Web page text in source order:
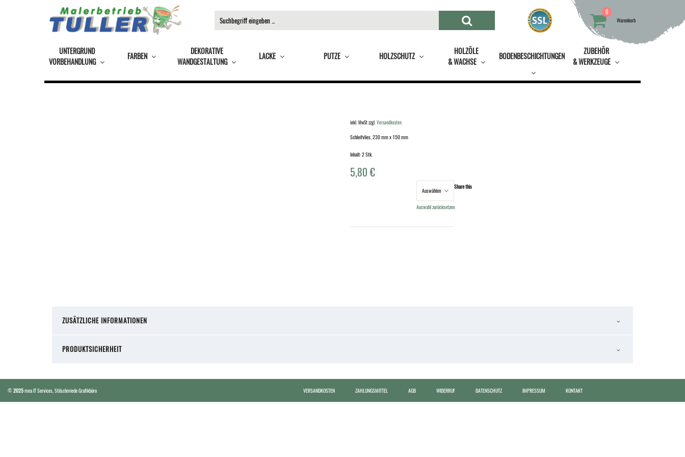
0
Warenkorb
UNTERGRUND
VORBEHANDLUNG
FARBEN
DEKORATIVE
WANDGESTALTUNG
LACKE PUTZE HOLZSCHUTZ
HOLZÖLE
& WACHSE
BODENBESCHICHTUNGEN
ZUBEHÖR
& WERKZEUGE
inkl. MwStzzgl.Versandkosten
Schleifvlies, 230 mm x 150 mm
Inhalt: 2 Stk.
5,80€
Auswahl zurücksetzen
Share this
ZUSÄTZLICHE INFORMATIONEN
PRODUKTSICHERHEIT
©2025mea IT Services,Stilschmiede Grafikbüro VERSANDKOSTEN ZAHLUNGSMITTEL AGB WIDERRUF DATENSCHUTZ IMPRESSUM KONTAKT